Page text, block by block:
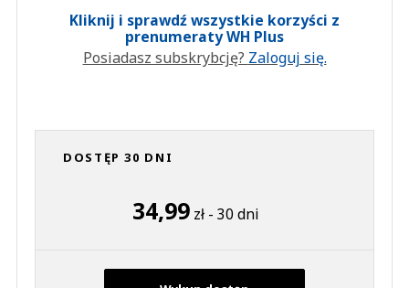
Kliknij i sprawdź wszystkie korzyści z
prenumeraty WH Plus
Posiadasz subskrybcję? Zaloguj się.
DOSTĘP 30 DNI
34,99 zł - 30 dni